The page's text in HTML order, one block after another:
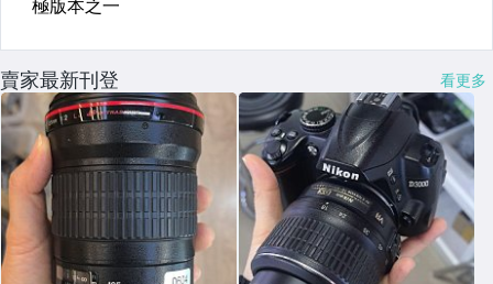
賣家最新刊登 看更多